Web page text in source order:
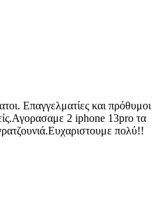
Επαγγελματίες και πρόθυμοι
2 iphone 13pro τα
πολύ!!